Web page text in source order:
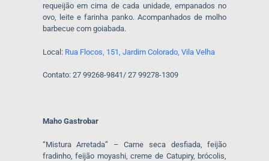
requeijão em cima de cada unidade, empanados no
ovo, leite e farinha panko. Acompanhados de molho
barbecue com goiabada.
Local: Rua Flocos, 151, Jardim Colorado, Vila Velha
Contato: 27 99268-9841/ 27 99278-1309
Maho Gastrobar
“Mistura Arretada” – Carne seca desfiada, feijão
fradinho, feijão moyashi, creme de Catupiry, brócolis,